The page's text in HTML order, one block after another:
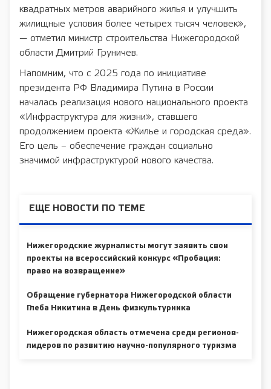
квадратных метров аварийного жилья и улучшить
жилищные условия более четырех тысяч человек»,
— отметил министр строительства Нижегородской
области Дмитрий Груничев.
Напомним, что с 2025 года по инициативе
президента РФ Владимира Путина в России
началась реализация нового национального проекта
«Инфраструктура для жизни», ставшего
продолжением проекта «Жилье и городская среда».
Его цель – обеспечение граждан социально
значимой инфраструктурой нового качества.
ЕЩЕ НОВОСТИ ПО ТЕМЕ
Нижегородские журналисты могут заявить свои
проекты на всероссийский конкурс «Пробация:
право на возвращение»
Обращение губернатора Нижегородской области
Глеба Никитина в День физкультурника
Нижегородская область отмечена среди регионов-
лидеров по развитию научно-популярного туризма